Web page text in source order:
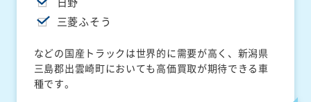
三菱ふそう
などの国産トラックは世界的に需要が高く、新潟県
三島郡出雲崎町においても高価買取が期待できる車
種です。